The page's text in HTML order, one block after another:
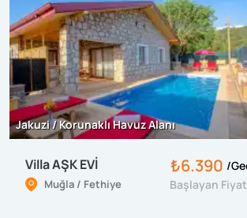
Jakuzi / Korunaklı Havuz Alanı
Villa AŞK EVİ
Muğla / Fethiye
₺6.390 /
Başlayan